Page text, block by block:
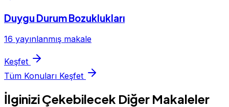
Duygu Durum Bozuklukları
16 yayınlanmış makale
Keşfet
Tüm Konuları Keşfet
İlginizi Çekebilecek Diğer Makaleler